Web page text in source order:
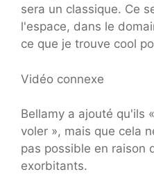
sera un classique. Ce
l'espace, dans le
ce que je trouve cool
Vidéo connexe
Bellamy a ajouté qu'ils
voler », mais que cela
pas possible en raison
exorbitants.